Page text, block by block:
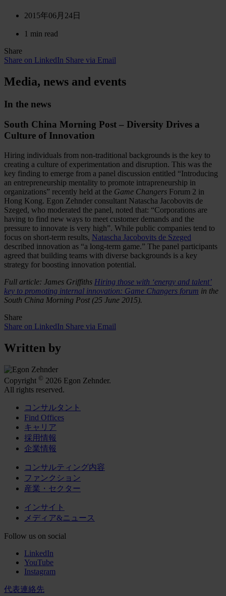
2015年06月24日
1 min read
Share
Share on LinkedIn Share via Email
Media, news and events
In the news
South China Morning Post – Diversity Drives a
Culture of Innovation
Hiring individuals from non-traditional backgrounds is the key to
creating a culture of experimentation and disruption. This was the
key finding to emerge from a panel discussion entitled “Introducing
an entrepreneurship mentality to promote intrapreneurship in
organizations” recently held at the Game Changers Forum 2 in
Hong Kong. Egon Zehnder consultant Natascha Jacobovits de
Szeged, who moderated the panel, noted that: “Corporations are
having to find new ways to meet customer demands and the
pressure to innovate is very high”. While public companies tend to
focus on short-term results, Natascha Jacobovits de Szeged
described innovation as “a long-term game.” The panel participants
agreed that building teams with diverse backgrounds is a key
strategy for boosting innovation potential.
Full article: James Griffiths Hiring those with ‘energy and talent’
key to promoting internal innovation: Game Changers forum in the
South China Morning Post (25 June 2015).
Share
Share on LinkedIn Share via Email
Written by
Copyright © 2026 Egon Zehnder.
All rights reserved.
コンサルタント
Find Offices
キャリア
採用情報
企業情報
コンサルティング内容
ファンクション
産業・セクター
インサイト
メディア&ニュース
Follow us on social
LinkedIn
YouTube
Instagram
代表連絡先